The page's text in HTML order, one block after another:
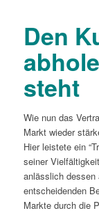
Den
steht
Wie nun das
Markt wieder
Hier leistete ein
seiner
anlässlich dessen
entscheidenden
Markte durch die